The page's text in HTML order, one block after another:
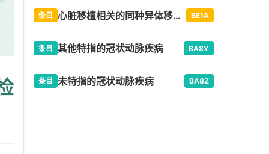
条目 心脏移植相关的同种异体移植物冠状动脉血管病变 BE1A
条目 其他特指的冠状动脉疾病 BA8Y
条目 未特指的冠状动脉疾病 BA8Z